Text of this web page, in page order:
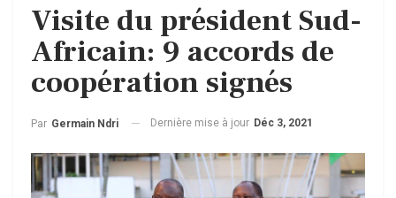
Visite du président Sud-
Africain: 9 accords de
coopération signés
Par Germain Ndri Dernière mise à jour Déc 3, 2021